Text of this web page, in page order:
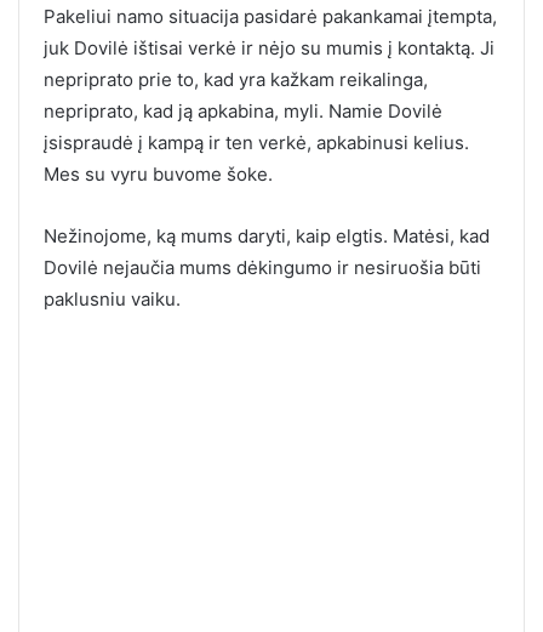
Pakeliui namo situacija pasidarė pakankamai įtempta,
juk Dovilė ištisai verkė ir nėjo su mumis į kontaktą. Ji
nepriprato prie to, kad yra kažkam reikalinga,
nepriprato, kad ją apkabina, myli. Namie Dovilė
įsispraudė į kampą ir ten verkė, apkabinusi kelius.
Mes su vyru buvome šoke.
Nežinojome, ką mums daryti, kaip elgtis. Matėsi, kad
Dovilė nejaučia mums dėkingumo ir nesiruošia būti
paklusniu vaiku.